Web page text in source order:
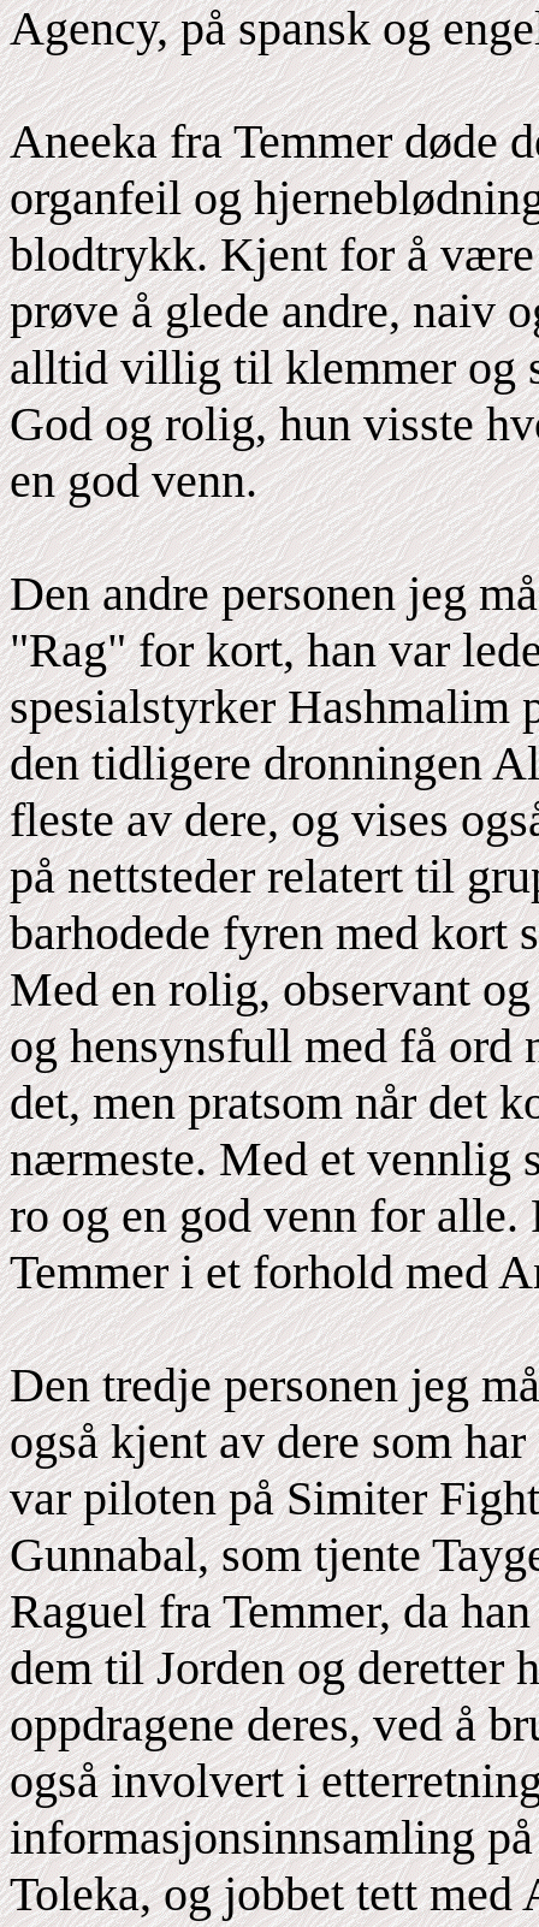
Agency, på spansk og
Aneeka fra Temmer døde
organfeil og
blodtrykk. Kjent for å
prøve å glede andre, naiv
alltid villig til klemmer og
God og rolig, hun visste
en god venn.
Den andre personen jeg
"Rag" for kort, han var
spesialstyrker Hashmalim
den tidligere dronningen
fleste av dere, og vises
på nettsteder relatert til
barhodede fyren med kort
Med en rolig, observant
og hensynsfull med få ord
det, men pratsom når det
nærmeste. Med et vennlig
ro og en god venn for alle.
Temmer i et forhold med
Den tredje personen jeg
også kjent av dere som
var piloten på Simiter
Gunnabal, som tjente
Raguel fra Temmer, da
dem til Jorden og deretter
oppdragene deres, ved å
også involvert i
informasjonsinnsamling
Toleka, og jobbet tett med